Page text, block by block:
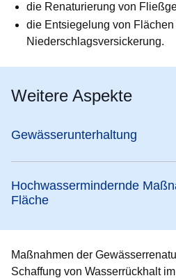
die Renaturierung von
die Entsiegelung von
Niederschlagsversickerung.
Weitere Aspekte
Gewässerunterhaltung
Hochwassermindernde
Fläche
Maßnahmen der
Schaffung von Wasserrückhalt